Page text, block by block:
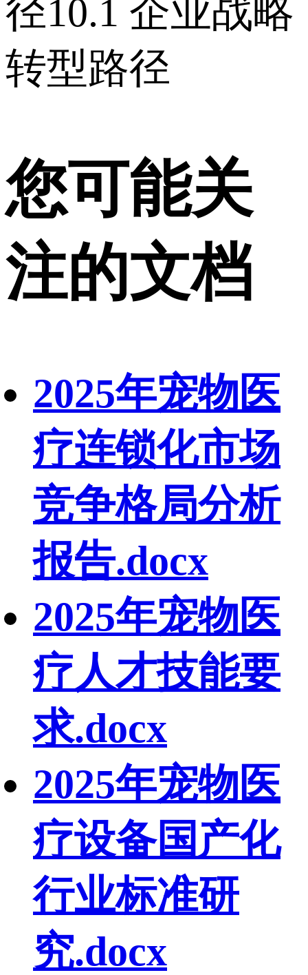
径 10.1 企业战略
转型路径
您可能关
注的文档
2025年宠物医
疗连锁化市场
竞争格局分析
报告.docx
2025年宠物医
疗人才技能要
求.docx
2025年宠物医
疗设备国产化
行业标准研
究.docx